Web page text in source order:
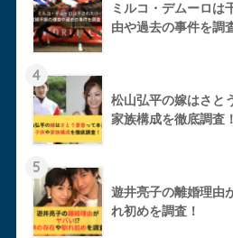
ミルコ・デムーロは
由や過去の事件を調
4
松山弘平の嫁はさと
家族構成を徹底調査！
5
遊井亮子の離婚理由
れ初めを調査！